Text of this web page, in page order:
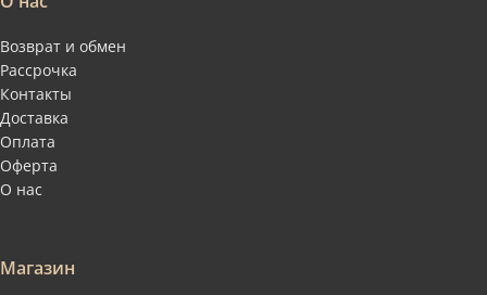
Возврат и обмен
Рассрочка
Контакты
Доставка
Оплата
Оферта
О нас
Магазин